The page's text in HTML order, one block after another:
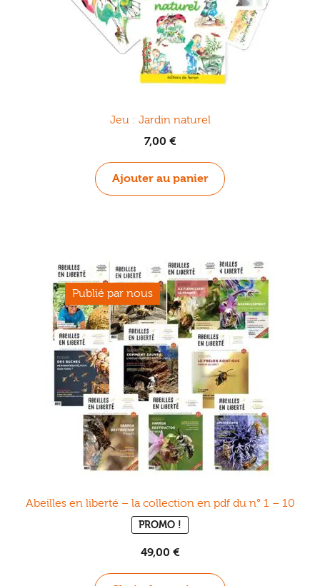
Jeu : Jardin naturel
7,00 €
Ajouter au panier
Abeilles en liberté – la collection en pdf du n° 1 – 10
PROMO !
49,00 €
Ce